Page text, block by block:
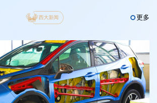
西大新闻 更多